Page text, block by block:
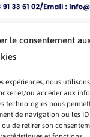
le consentement
expériences, nous
et/ou accéder aux
technologies nous
de navigation ou les ID
de retirer son
TOUTAFRICA